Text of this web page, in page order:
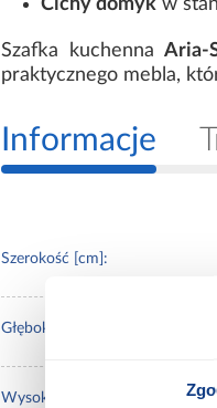
Cichy domyk w
Szafka kuchennaAria-
praktycznego mebla,
Informacje
Szerokość [cm]:
Głębokość [cm]:
Wysokość [cm]: